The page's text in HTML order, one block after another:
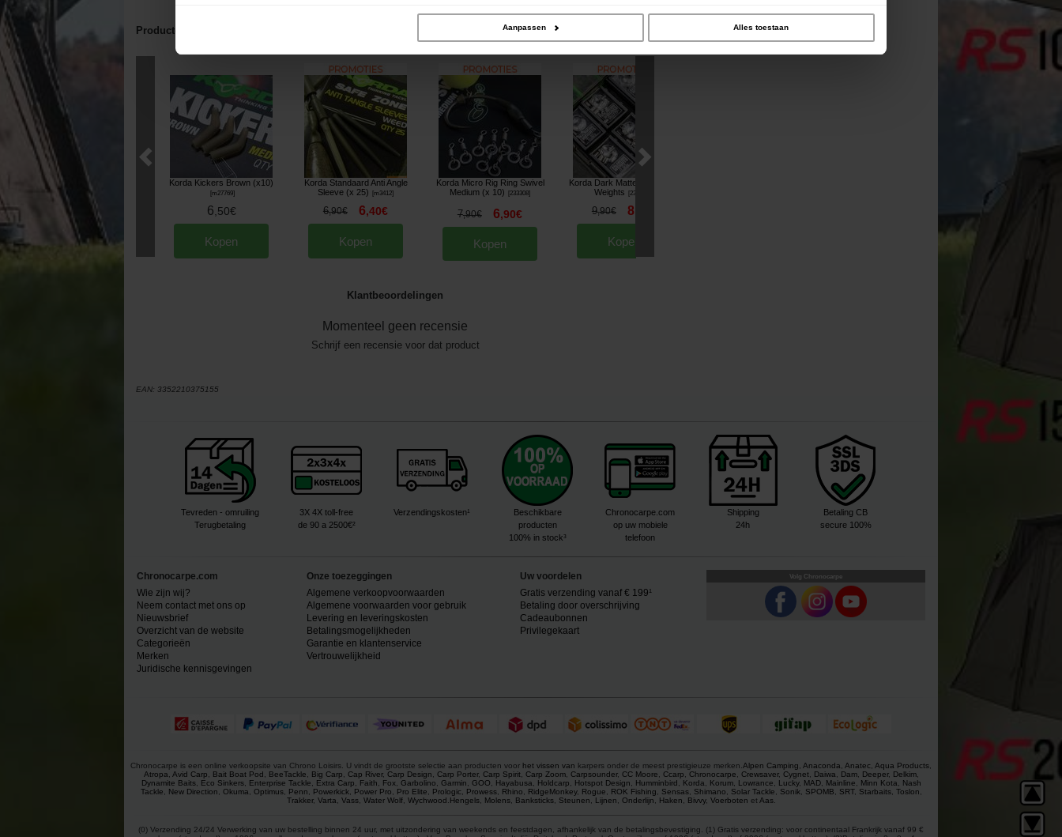
Aanpassen Alles toestaan
Producten gerelateerd aan dit artikel:
Korda Kickers Brown (x10)
[m27769]
6,50€
Kopen
Korda Standaard Anti Angle
Sleeve (x 25)
m3412]
6,90€ 6,40€
Kopen
Korda Micro Rig Ring Swivel
Medium (x 10)
233308]
7,90€ 6,90€
Kopen
Korda Dark Matter Balancing
Weights
233509A
9,90€ 8
Kopen
Klantbeoordelingen
Momenteel geen recensie
Schrijf een recensie voor dat product
EAN: 3352210375155
Tevreden - omruiling
Terugbetaling
3X 4X toll-free
de 90 a 2500€²
Verzendingskosten¹
Beschikbare
producten
100% in stock³
Chronocarpe.com
op uw mobiele
telefoon
Shipping
24h
Betaling CB
secure 100%
Chronocarpe.com
Wie zijn wij?
Neem contact met ons op
Nieuwsbrief
Overzicht van de website
Categorieën
Merken
Juridische kennisgevingen
Onze toezeggingen
Algemene verkoopvoorwaarden
Algemene voorwaarden voor gebruik
Levering en leveringskosten
Betalingsmogelijkheden
Garantie en klantenservice
Vertrouwelijkheid
Uw voordelen
Gratis verzending vanaf € 199¹
Betaling door overschrijving
Cadeaubonnen
Privilegekaart
Volg Chronocarpe
Chronocarpe is een online verkoopsite van Chrono Loisirs. U vindt de grootste selectie aan producten voor het vissen van karpers onder de meest prestigieuze merken. Alpen Camping Anaconda Anatec Aqua Products
Atropa Avid Carp Bait Boat Pod BeeTackle Big Carp Cap River, Carp Design Carp Porter, Carp Spirit, Carp Zoom, Carpsounder, CC Moore Ccarp Chronocarpe Crewsaver, Cygnet, Daiwa Dam, Deeper, Delkim,
Dynamite Baits, Eco Sinkers, Enterprise Tackle Extra Carp Faith Fox, Garbolino Garmin GOO Hayabusa Holdcarp Hotspot Design Humminbird Korda Korum, Lowrance Lucky, MAD, Mainline Minn Kota
Nash
Tackle
New Direction Okuma Optimus, Penn Powerkick, Power Pro Pro Elite Prologic Prowess, Rhino RidgeMonkey, Rogue ROK Fishing Sensas, Shimano Solar Tackle Sonik, SPOMB SRT, Starbaits, Toslon
Trakker, Varta Vass, Water Wolf, Wychwood Hengels, Molens, Banksticks, Steunen Lijnen Onderlijn Haken Bivvy, Voerboten et Aas.
(0) Verzending 24/24 Verwerking van uw bestelling binnen 24 uur, met uitzondering van weekends en feestdagen, afhankelijk van de betalingsbevestiging. (1) Gratis verzending: voor continentaal Frankrijk vanaf 99 €